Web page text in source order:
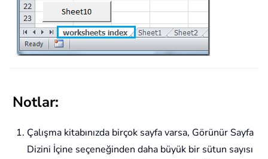
Notlar:
Çalışma kitabınızda birçok sayfa varsa, Görünür Sayfa
Dizini İçine seçeneğinden daha büyük bir sütun sayısı